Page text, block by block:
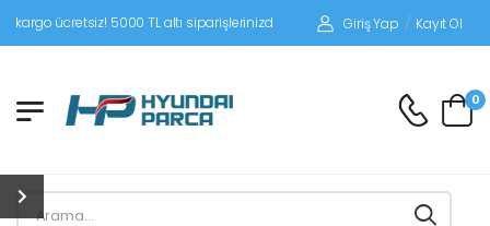
5000 TL altı siparişlerinizde siparişleriniz alıcı ödemeli gönderilir.
Giriş Yap / Kayıt Ol
0